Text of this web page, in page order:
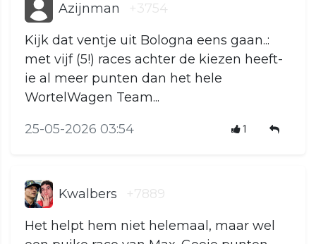
Azijnman +3754
Kijk dat ventje uit Bologna eens gaan..:
met vijf (5!) races achter de kiezen heeft-
ie al meer punten dan het hele
WortelWagen Team...
25-05-2026 03:54 1
Kwalbers +7889
Het helpt hem niet helemaal, maar wel